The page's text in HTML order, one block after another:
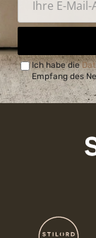
Ich habe die
Empfang des